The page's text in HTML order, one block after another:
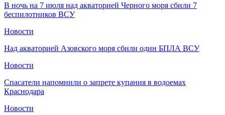
В ночь на 7 июля над акваторией Черного моря сбили 7
беспилотников ВСУ
Новости
Над акваторией Азовского моря сбили один БПЛА ВСУ
Новости
Спасатели напомнили о запрете купания в водоемах
Краснодара
Новости